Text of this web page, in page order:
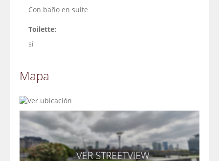
Con baño en suite
Toilette:
si
Mapa